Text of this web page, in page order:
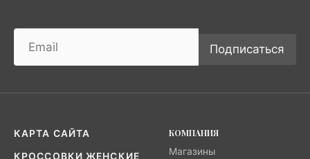
Подписаться
КАРТА САЙТА
КРОССОВКИ ЖЕНСКИЕ
КОМПАНИЯ
Магазины